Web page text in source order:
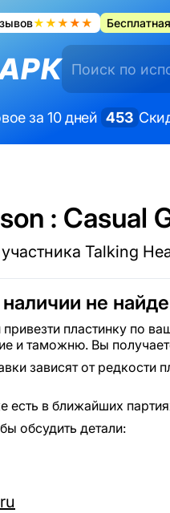
★★★★★
за 10 дней 453
: Casual
Talking
не
пластинку по
и таможню. Вы
зависят от редкости
есть в ближайших
обсудить детали: